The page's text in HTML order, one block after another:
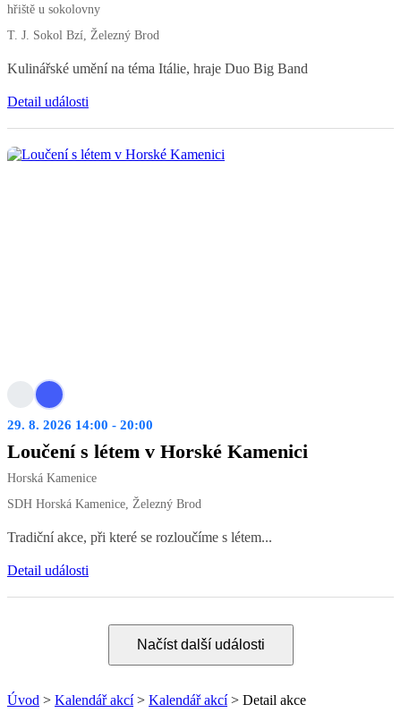
hřiště u sokolovny
T. J. Sokol Bzí, Železný Brod
Kulinářské umění na téma Itálie, hraje Duo Big Band
Detail události
29. 8. 2026 14:00 - 20:00
Loučení s létem v Horské Kamenici
Horská Kamenice
SDH Horská Kamenice, Železný Brod
Tradiční akce, při které se rozloučíme s létem...
Detail události
Načíst další události
Úvod > Kalendář akcí> Kalendář akcí> Detail akce